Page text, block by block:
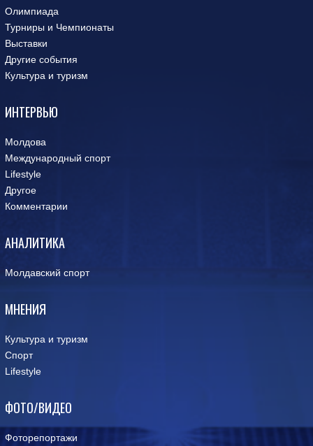
Олимпиада
Турниры и Чемпионаты
Выставки
Другие события
Культура и туризм
ИНТЕРВЬЮ
Молдова
Международный спорт
Lifestyle
Другое
Комментарии
АНАЛИТИКА
Молдавский спорт
МНЕНИЯ
Культура и туризм
Спорт
Lifestyle
ФОТО/ВИДЕО
Фоторепортажи